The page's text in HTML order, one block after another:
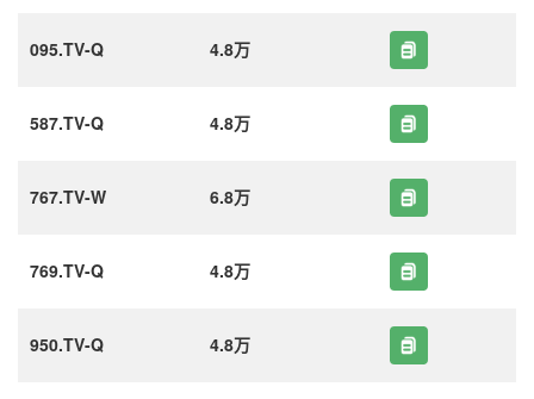
095.TV-Q 4.8万
587.TV-Q 4.8万
767.TV-W 6.8万
769.TV-Q 4.8万
950.TV-Q 4.8万